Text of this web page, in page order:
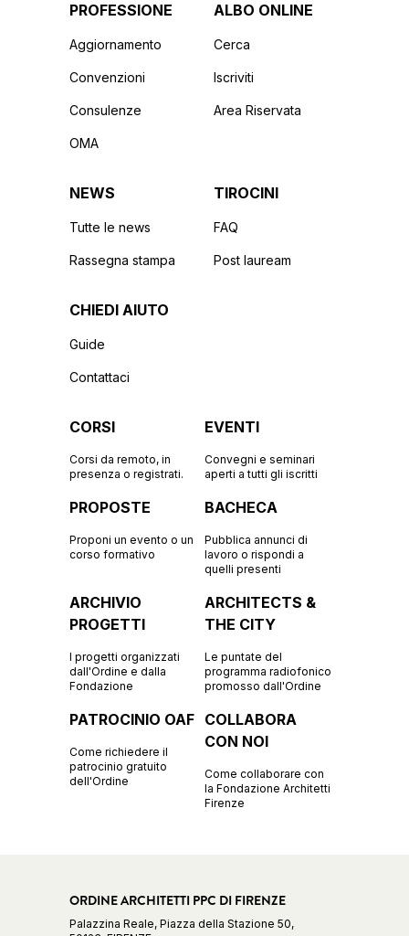
PROFESSIONE
Aggiornamento
Convenzioni
Consulenze
OMA
ALBO ONLINE
Cerca
Iscriviti
Area Riservata
NEWS
Tutte le news
Rassegna stampa
TIROCINI
FAQ
Post lauream
CHIEDI AIUTO
Guide
Contattaci
CORSI
Corsi da remoto, in
presenza o registrati.
EVENTI
Convegni e seminari
aperti a tutti gli iscritti
PROPOSTE
Proponi un evento o un
corso formativo
BACHECA
Pubblica annunci di
lavoro o rispondi a
quelli presenti
ARCHIVIO
PROGETTI
I progetti organizzati
dall'Ordine e dalla
Fondazione
ARCHITECTS &
THE CITY
Le puntate del
programma radiofonico
promosso dall'Ordine
PATROCINIO OAF
Come richiedere il
patrocinio gratuito
dell'Ordine
COLLABORA
CON NOI
Come collaborare con
la Fondazione Architetti
Firenze
ORDINE ARCHITETTI PPC DI FIRENZE
Palazzina Reale, Piazza della Stazione 50,